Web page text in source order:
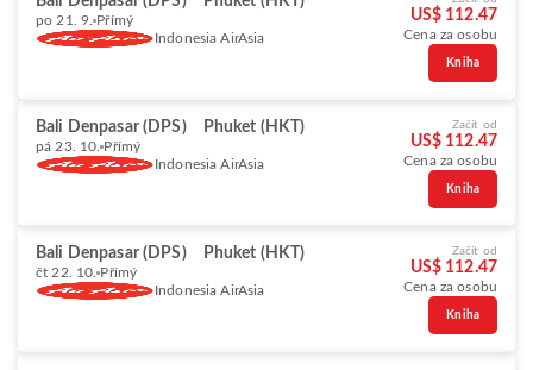
po 21. 9. Přímý
Indonesia AirAsia
US$ 112.47
Cena za osobu
Kniha
Bali Denpasar (DPS) Phuket (HKT)
pá 23. 10. Přímý
Indonesia AirAsia
Začít od
US$ 112.47
Cena za osobu
Kniha
Bali Denpasar (DPS) Phuket (HKT)
čt 22. 10. Přímý
Indonesia AirAsia
Začít od
US$ 112.47
Cena za osobu
Kniha